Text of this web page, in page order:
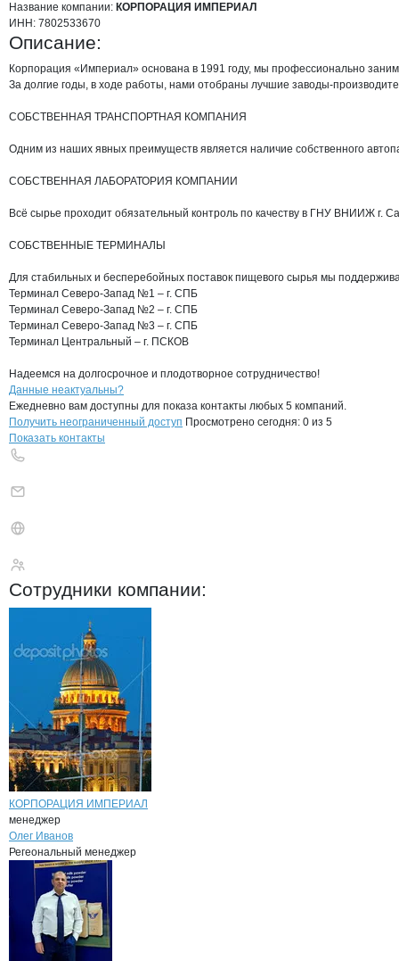
Название компании: КОРПОРАЦИЯ ИМПЕРИАЛ
ИНН: 7802533670
Описание:
Корпорация «Империал» основана в 1991 году, мы профессионально
За долгие годы, в ходе работы, нами отобраны лучшие заводы-
СОБСТВЕННАЯ ТРАНСПОРТНАЯ КОМПАНИЯ
Одним из наших явных преимуществ является наличие собственного
СОБСТВЕННАЯ ЛАБОРАТОРИЯ КОМПАНИИ
Всё сырье проходит обязательный контроль по качеству в ГНУ ВНИИЖ г.
СОБСТВЕННЫЕ ТЕРМИНАЛЫ
Для стабильных и бесперебойных поставок пищевого сырья мы
Терминал Северо-Запад №1 – г. СПБ
Терминал Северо-Запад №2 – г. СПБ
Терминал Северо-Запад №3 – г. СПБ
Терминал Центральный – г. ПСКОВ
Надеемся на долгосрочное и плодотворное сотрудничество!
Контактыкомпании
+7(800)000-00-..
Данные неактуальны?
Ежедневно вам доступны для показа контакты любых 5 компаний.
Получить неограниченный доступ Просмотрено сегодня: 0 из 5
Показать контакты
Сотрудники компании:
КОРПОРАЦИЯ ИМПЕРИАЛ
менеджер
Олег Иванов
Регеональный менеджер